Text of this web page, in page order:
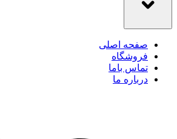
صفحه اصلی
فروشگاه
تماس باما
درباره ما